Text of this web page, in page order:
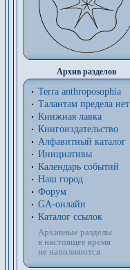
Архив разделов
Terra anthroposophia
Талантам предела нет
Книжная лавка
Книгоиздательство
Алфавитный каталог
Инициативы
Календарь событий
Наш город
Форум
GA-онлайн
Каталог ссылок
Архивные разделы
в настоящее время
не наполняются